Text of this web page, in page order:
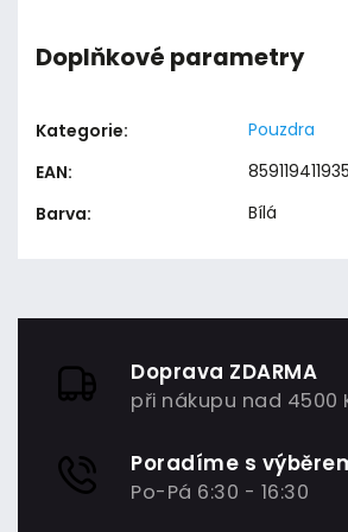
Doplňkové parametry
Kategorie:
Pouzdra
EAN:
Barva: Bílá
Doprava ZDARMA
při nákupu nad 4500
Poradíme s
Po-Pá 6:30 - 16:30